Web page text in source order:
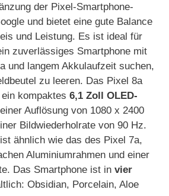
der Pixel-Smartphone-
und bietet eine gute Balance
und Leistung. Es ist ideal für
zuverlässiges Smartphone mit
und langem Akkulaufzeit suchen,
zu leeren. Das Pixel 8a
kompaktes 6,1 Zoll OLED-
Auflösung von 1080 x 2400
Bildwiederholrate von 90 Hz.
ähnlich wie das des Pixel 7a,
Aluminiumrahmen und einer
Das Smartphone ist in vier
Obsidian, Porcelain, Aloe